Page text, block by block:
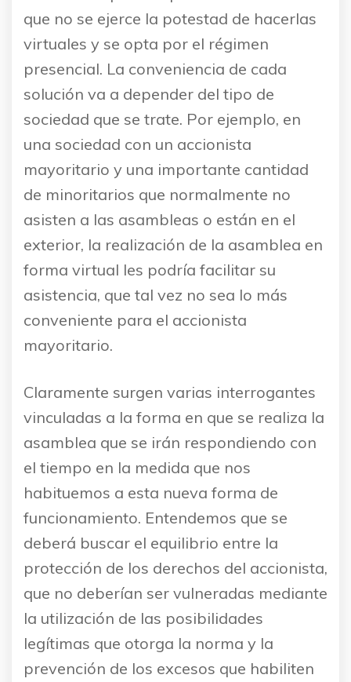
que no se ejerce la potestad de hacerlas
virtuales y se opta por el régimen
presencial. La conveniencia de cada
solución va a depender del tipo de
sociedad que se trate. Por ejemplo, en
una sociedad con un accionista
mayoritario y una importante cantidad
de minoritarios que normalmente no
asisten a las asambleas o están en el
exterior, la realización de la asamblea en
forma virtual les podría facilitar su
asistencia, que tal vez no sea lo más
conveniente para el accionista
mayoritario.
Claramente surgen varias interrogantes
vinculadas a la forma en que se realiza la
asamblea que se irán respondiendo con
el tiempo en la medida que nos
habituemos a esta nueva forma de
funcionamiento. Entendemos que se
deberá buscar el equilibrio entre la
protección de los derechos del accionista,
que no deberían ser vulneradas mediante
la utilización de las posibilidades
legítimas que otorga la norma y la
prevención de los excesos que habiliten